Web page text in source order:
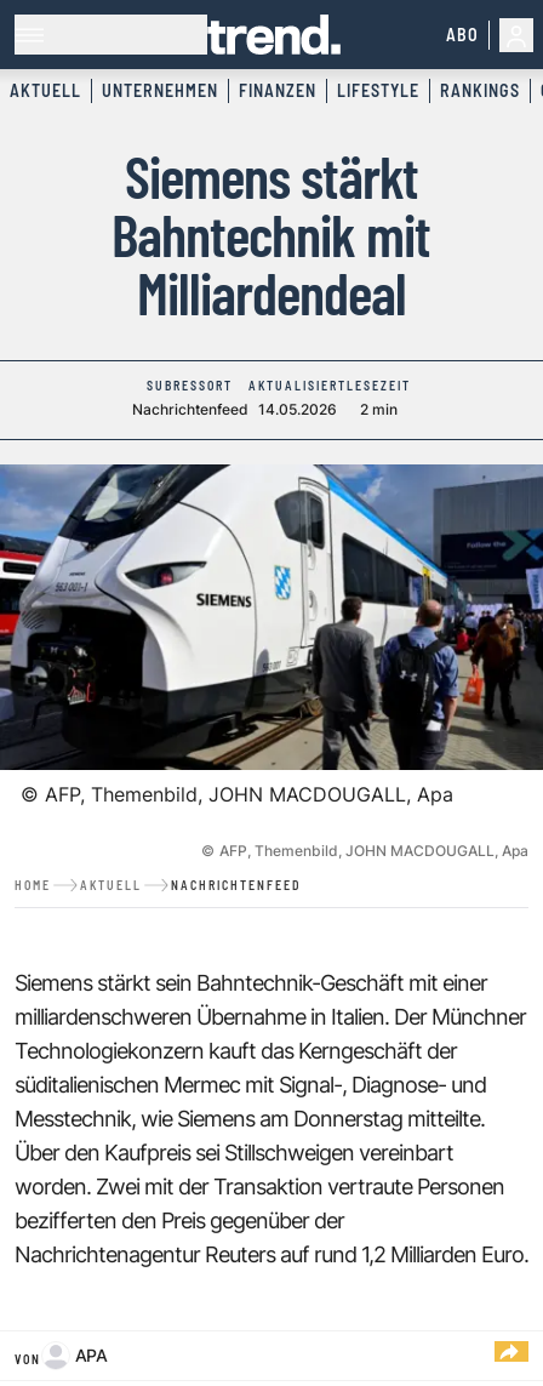
ABO
AKTUELL UNTERNEHMEN FINANZEN LIFESTYLE RANKINGS
Siemens stärkt
Bahntechnik mit
Milliardendeal
SUBRESSORT
Nachrichtenfeed
AKTUALISIERT
14.05.2026
LESEZEIT
2 min
© AFP, Themenbild, JOHN MACDOUGALL, Apa
© AFP, Themenbild, JOHN MACDOUGALL, Apa
HOME AKTUELL NACHRICHTENFEED
Siemens stärkt sein Bahntechnik-Geschäft mit einer
milliardenschweren Übernahme in Italien. Der Münchner
Technologiekonzern kauft das Kerngeschäft der
süditalienischen Mermec mit Signal-, Diagnose- und
Messtechnik, wie Siemens am Donnerstag mitteilte.
Über den Kaufpreis sei Stillschweigen vereinbart
worden. Zwei mit der Transaktion vertraute Personen
bezifferten den Preis gegenüber der
Nachrichtenagentur Reuters auf rund 1,2 Milliarden Euro.
VON APA